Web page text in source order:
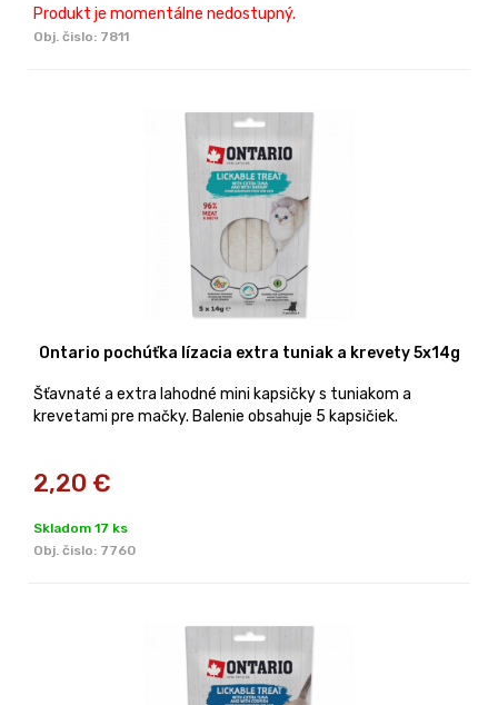
Produkt je momentálne nedostupný.
Obj. čislo: 7811
Ontario pochúťka lízacia extra tuniak a krevety 5x14g
Šťavnaté a extra lahodné mini kapsičky s tuniakom a
krevetami pre mačky. Balenie obsahuje 5 kapsičiek.
2,20 €
Skladom 17 ks
Obj. čislo: 7760